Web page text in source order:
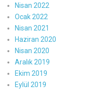
Nisan 2022
Ocak 2022
Nisan 2021
Haziran 2020
Nisan 2020
Aralık 2019
Ekim 2019
Eylül 2019